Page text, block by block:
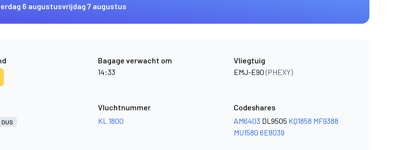
6 augustusvrijdag 7 augustus
Bagage verwacht om
14:33
Vliegtuig
EMJ-E90(PHEXY)
DUS
Vluchtnummer
KL 1800
Codeshares
AM6403 DL9505 KQ1858 MF9388
MU1580 6E8039